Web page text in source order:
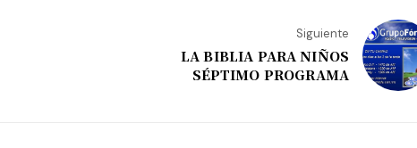
Siguiente
LA BIBLIA PARA NIÑOS
SÉPTIMO PROGRAMA